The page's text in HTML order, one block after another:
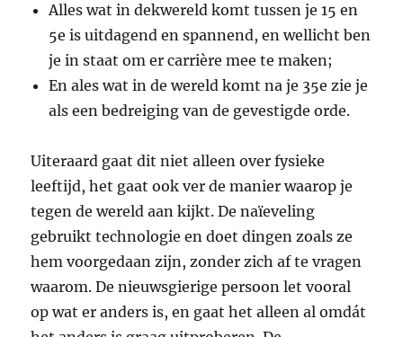
Alles wat in dekwereld komt tussen je 15 en
5e is uitdagend en spannend, en wellicht ben
je in staat om er carrière mee te maken;
En ales wat in de wereld komt na je 35e zie je
als een bedreiging van de gevestigde orde.
Uiteraard gaat dit niet alleen over fysieke
leeftijd, het gaat ook ver de manier waarop je
tegen de wereld aan kijkt. De naïeveling
gebruikt technologie en doet dingen zoals ze
hem voorgedaan zijn, zonder zich af te vragen
waarom. De nieuwsgierige persoon let vooral
op wat er anders is, en gaat het alleen al omdát